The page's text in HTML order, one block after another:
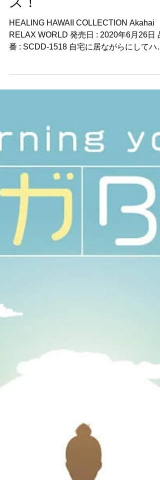
HAWAII COLLECTION
Akahai』6月26日リリー
ス！
番 : SCDD-1518 自宅に居ながらにしてハ